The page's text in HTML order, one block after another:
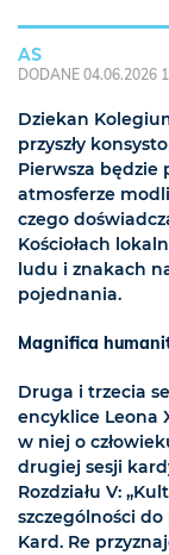
AS
DODANE 04.06.2026
Dziekan
przyszły
Pierwsza będzie
atmosferze
czego
Kościołach
ludu i znakach
pojednania.
Magnifica
Druga i trzecia
encyklice Leona
w niej o
drugiej sesji
Rozdziału V:
szczególności
Kard. Re